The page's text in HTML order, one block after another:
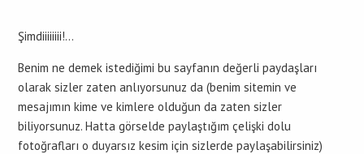
Şimdiiiiiiii!…
Benim ne demek istediğimi bu sayfanın değerli paydaşları
olarak sizler zaten anlıyorsunuz da (benim sitemin ve
mesajımın kime ve kimlere olduğun da zaten sizler
biliyorsunuz. Hatta görselde paylaştığım çelişki dolu
fotoğrafları o duyarsız kesim için sizlerde paylaşabilirsiniz)